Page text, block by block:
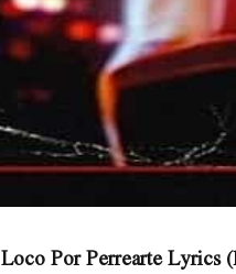
Loco Por Perrearte Lyrics